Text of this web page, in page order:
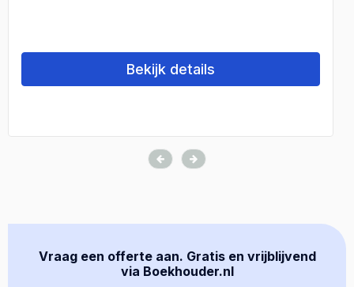
Bekijk details
Vraag een offerte aan. Gratis en vrijblijvend
via Boekhouder.nl